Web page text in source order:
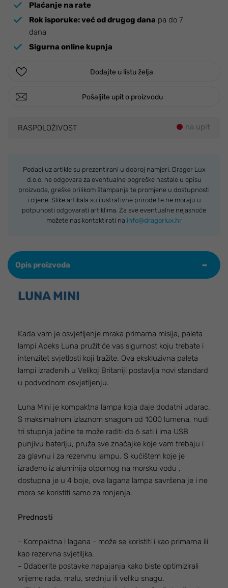
Plaćanje na rate
Rok isporuke:već od drugog dana pa do 7
dana
Sigurna online kupnja
Dodajte u listu želja
Pošaljite upit o proizvodu
RASPOLOŽIVOST na upit
Podaci uz artikle su prezentirani u dobroj namjeri. Dragor Lux
d.o.o. ne odgovara za eventualne pogreške nastale u opisu
proizvoda, greške prilikom štampanja te promjene u dostupnosti
i cijene. Slike artikala su ilustrativne prirode te ne moraju u
potpunosti odgovarati artiklima. Za sve eventualne nejasnoće
možete nas kontaktirati na info@dragorlux.hr
Opis proizvoda
LUNA MINI
Kada vam je osvjetljenje mraka primarna misija, paleta
lampi Apeks Luna pružit će vas sigurnost koju trebate i
intenzitet svjetlosti koji tražite. Ova ekskluzivna paleta
lampi izrađenih u Velikoj Britaniji postavlja novi standard
u podvodnom osvjetljenju.
Luna Mini je kompaktna lampa koja daje dodatni udarac.
S maksimalnom izlaznom snagom od 1000 lumena, nudi
tri stupnja jačine te može raditi do 6 sati i ima USB
punjivu bateriju, pruža sve značajke koje vam trebaju i
za glavnu i za rezervnu lampu. S kućištem koje je
izrađeno iz aluminija otpornog na morsku vodu ,
dostupna je u 4 boje, ova lagana lampa savršena je i ne
mora se koristiti samo za ronjenja.
Prednosti
- Kompaktna i lagana - može se koristiti i kao primarna ili
kao rezervna svjetiljka.
- Odaberite postavke napajanja kako biste optimizirali
vrijeme rada, malu, srednju ili veliku snagu.